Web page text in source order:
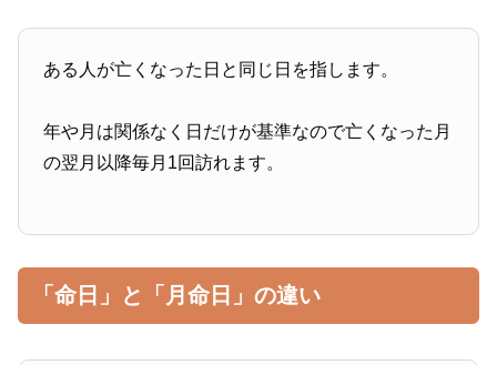
ある人が亡くなった日と同じ日を指します。
年や月は関係なく日だけが基準なので亡くなった月
の翌月以降毎月1回訪れます。
「命日」と「月命日」の違い